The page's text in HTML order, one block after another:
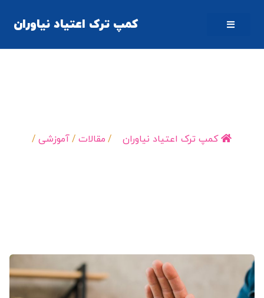
کمپ ترک اعتیاد نیاوران
کمپ ترک اعتیاد نیاوران / مقالات /آموزشی /